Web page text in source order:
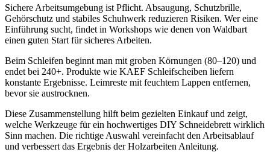
Sichere Arbeitsumgebung ist Pflicht. Absaugung, Schutzbrille,
Gehörschutz und stabiles Schuhwerk reduzieren Risiken. Wer eine
Einführung sucht, findet in Workshops wie denen von Waldbart
einen guten Start für sicheres Arbeiten.
Beim Schleifen beginnt man mit groben Körnungen (80–120) und
endet bei 240+. Produkte wie KAEF Schleifscheiben liefern
konstante Ergebnisse. Leimreste mit feuchtem Lappen entfernen,
bevor sie austrocknen.
Diese Zusammenstellung hilft beim gezielten Einkauf und zeigt,
welche Werkzeuge für ein hochwertiges DIY Schneidebrett wirklich
Sinn machen. Die richtige Auswahl vereinfacht den Arbeitsablauf
und verbessert das Ergebnis der Holzarbeiten Anleitung.